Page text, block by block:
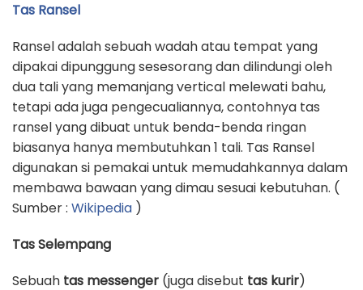
Tas Ransel
Ransel adalah sebuah wadah atau tempat yang
dipakai dipunggung sesesorang dan dilindungi oleh
dua tali yang memanjang vertical melewati bahu,
tetapi ada juga pengecualiannya, contohnya tas
ransel yang dibuat untuk benda-benda ringan
biasanya hanya membutuhkan 1 tali. Tas Ransel
digunakan si pemakai untuk memudahkannya dalam
membawa bawaan yang dimau sesuai kebutuhan. (
Sumber : Wikipedia )
Tas Selempang
Sebuah tas messenger (juga disebut tas kurir)